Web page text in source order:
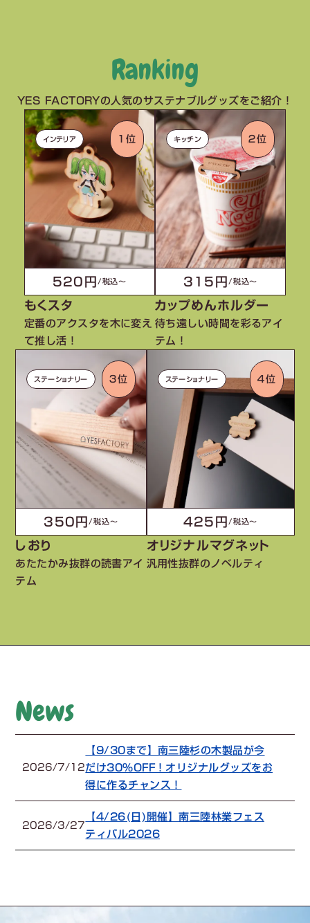
Ranking
YES FACTORYの人気のサステナブルグッズをご紹介！
インテリア １位
520円/税込〜
もくスタ
定番のアクスタを木に変え
て推し活！
キッチン ２位
315円/税込〜
カップめんホルダー
待ち遠しい時間を彩るアイ
テム！
ステーショナリー ３位
350円/税込〜
しおり
あたたかみ抜群の読書アイ
テム
ステーショナリー ４位
425円/税込〜
オリジナルマグネット
汎用性抜群のノベルティ
News
2026/7/12
【9/30まで】南三陸杉の木製品が今
だけ30%OFF！オリジナルグッズをお
得に作るチャンス！
2026/3/27【4/26(日)開催】南三陸林業フェス
ティバル2026